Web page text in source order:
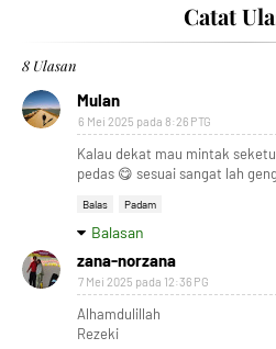
Catat
8 Ulasan
Mulan
6 Mei 2025 pada 8:26 PTG
Kalau dekat mau mintak
pedas 😋 sesuai sangat lah
Balas Padam
Balasan
zana-norzana
7 Mei 2025 pada 12:36 PG
Alhamdulillah
Rezeki